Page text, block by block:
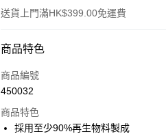
送貨上門滿HK$399.00免運費
付款方式
信用卡
相關說明
Alipay, PayMe, WeChat Pay, UnionPay, FPS
商品特色
商品編號
450032
商品特色
採用至少90%再生物料製成